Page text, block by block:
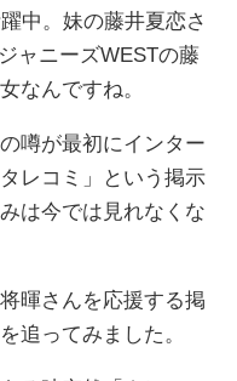
中。妹の藤井夏恋さ
ャニーズWESTの藤
なんですね。
噂が最初にインター
レコミ」という掲示
は今では見れなくな
暉さんを応援する掲
追ってみました。